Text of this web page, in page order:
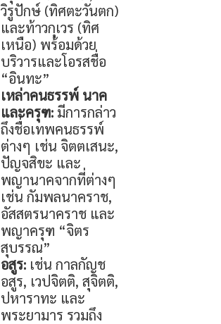
วิรูปักษ์ (ทิศตะวันตก)
และท้าวกุเวร (ทิศ
เหนือ) พร้อมด้วย
บริวารและโอรสชื่อ
“อินทะ”
เหล่าคนธรรพ์ นาค
และครุฑ: มีการกล่าว
ถึงชื่อเทพคนธรรพ์
ต่างๆ เช่น จิตตเสนะ,
ปัญจสิขะ และ
พญานาคจากที่ต่างๆ
เช่น กัมพลนาคราช,
อัสสตรนาคราช และ
พญาครุฑ “จิตร
สุบรรณ”
อสูร: เช่น กาลกัญช
อสูร, เวปจิตติ, สุจิตติ,
ปหาราทะ และ
พระยามาร รวมถึง